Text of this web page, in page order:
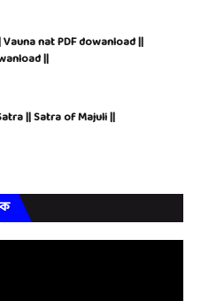
|| Vauna nat PDF dowanload ||
||
|| Satra of Majuli ||